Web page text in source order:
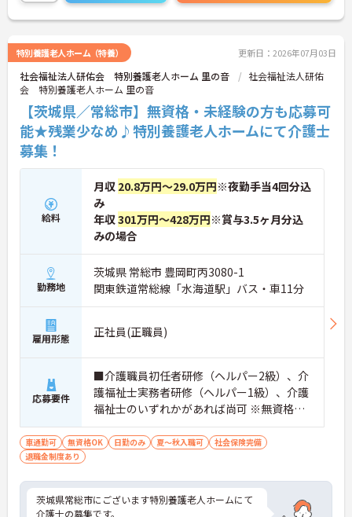
特別養護老人ホーム（特養） 更新日：2026年07月03日
社会福祉法人研佑会 特別養護老人ホーム 里の音
社会福祉法人研佑
会 特別養護老人ホーム 里の音
【茨城県／常総市】無資格・未経験の方も応募可
能★残業少なめ♪特別養護老人ホームにて介護士
募集！
給料
月収 20.8万円～29.0万円※夜勤手当4回分込
み
年収301万円～428万円※賞与3.5ヶ月分込
みの場合
勤務地
茨城県 常総市 豊岡町丙3080-1
関東鉄道常総線「水海道駅」バス・車11分
雇用形態 正社員(正職員)
応募要件
■介護職員初任者研修（ヘルパー2級）、介
護福祉士実務者研修（ヘルパー1級）、介護
福祉士のいずれかがあれば尚可 ※無資格・
未経験相談可
車通勤可 無資格OK 日勤のみ 夏～秋入職可
社会保険完備
退職金制度あり
茨城県常総市にございます特別養護老人ホームにて
介護士の募集です。